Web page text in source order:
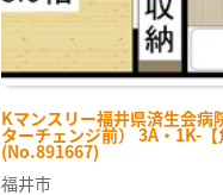
Kマンスリー福井県済生会病
ターチェンジ前） 3A・1K-
(No.891667)
福井市